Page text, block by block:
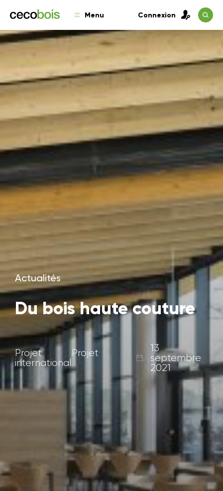
Menu Connexion
Actualités
Du bois haute couture
Projet
Projet
international
13
septembre
2021